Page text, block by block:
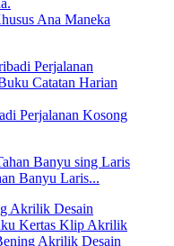
Ana Maneka
Perjalanan Kosong
Banyu Laris...
Akrilik Desain